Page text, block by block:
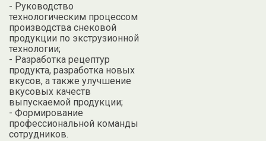
- Руководство
технологическим процессом
производства снековой
продукции по экструзионной
технологии;
- Разработка рецептур
продукта, разработка новых
вкусов, а также улучшение
вкусовых качеств
выпускаемой продукции;
- Формирование
профессиональной команды
сотрудников.